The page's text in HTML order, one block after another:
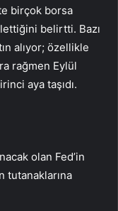
birçok borsa
belirtti. Bazı
alıyor; özellikle
rağmen Eylül
aya taşıdı.
olan Fed’in
tutanaklarına